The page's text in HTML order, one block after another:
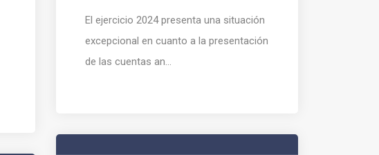
El ejercicio 2024 presenta una situación
excepcional en cuanto a la presentación
de las cuentas an...